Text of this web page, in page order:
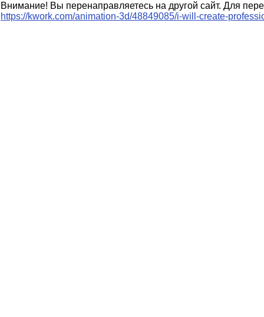
Внимание! Вы перенаправляетесь на другой сайт. Для
https://kwork.com/animation-3d/48849085/i-will-create-